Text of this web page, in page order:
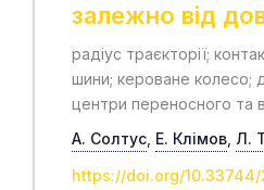
залежно від
радіус траєкторії;
шини; кероване колесо;
центри переносного та
А. Солтус Е. Клімов Л.
https://doi.org/